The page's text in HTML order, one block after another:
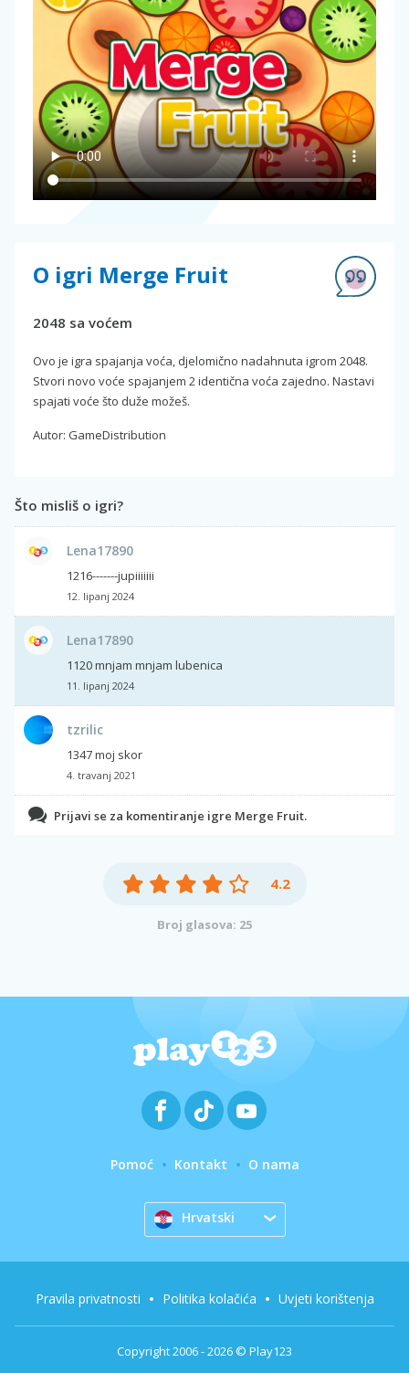
O igri Merge Fruit
2048 sa voćem
Ovo je igra spajanja voća, djelomično nadahnuta igrom 2048.
Stvori novo voće spajanjem 2 identična voća zajedno. Nastavi
spajati voće što duže možeš.
Autor: GameDistribution
Što misliš o igri?
Lena17890
1216-------jupiiiiiii
12. lipanj 2024
Lena17890
1120 mnjam mnjam lubenica
11. lipanj 2024
tzrilic
1347 moj skor
4. travanj 2021
Prijavi se za komentiranje igre Merge Fruit.
4.2
Broj glasova: 25
Pomoć Kontakt O nama
Hrvatski
Copyright 2006 - 2026 © Play123
Pravila privatnosti Politika kolačića Uvjeti korištenja